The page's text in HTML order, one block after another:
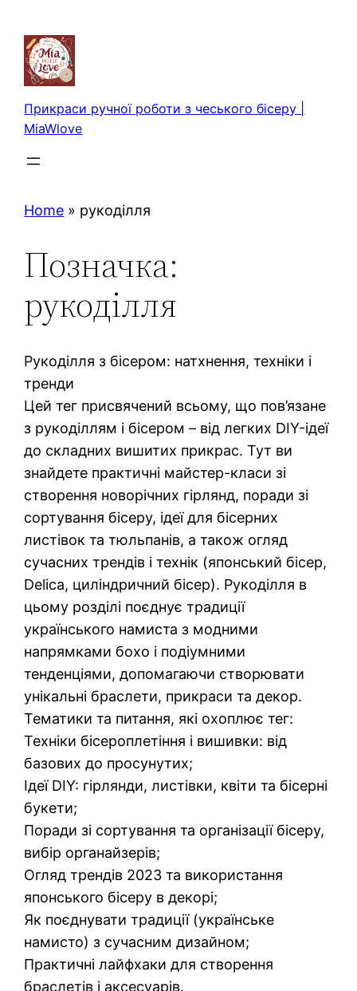
вмісту
Прикраси ручної роботи з чеського бісеру |
MiaWlove
Home » рукоділля
Позначка:
рукоділля
Рукоділля з бісером: натхнення, техніки і
тренди
Цей тег присвячений всьому, що пов’язане
з рукоділлям і бісером – від легких DIY-ідеї
до складних вишитих прикрас. Тут ви
знайдете практичні майстер-класи зі
створення новорічних гірлянд, поради зі
сортування бісеру, ідеї для бісерних
листівок та тюльпанів, а також огляд
сучасних трендів і технік (японський бісер,
Delica, циліндричний бісер). Рукоділля в
цьому розділі поєднує традиції
українського намиста з модними
напрямками бохо і подіумними
тенденціями, допомагаючи створювати
унікальні браслети, прикраси та декор.
Тематики та питання, які охоплює тег:
Техніки бісероплетіння і вишивки: від
базових до просунутих;
Ідеї DIY: гірлянди, листівки, квіти та бісерні
букети;
Поради зі сортування та організації бісеру,
вибір органайзерів;
Огляд трендів 2023 та використання
японського бісеру в декорі;
Як поєднувати традиції (українське
намисто) з сучасним дизайном;
Практичні лайфхаки для створення
браслетів і аксесуарів.